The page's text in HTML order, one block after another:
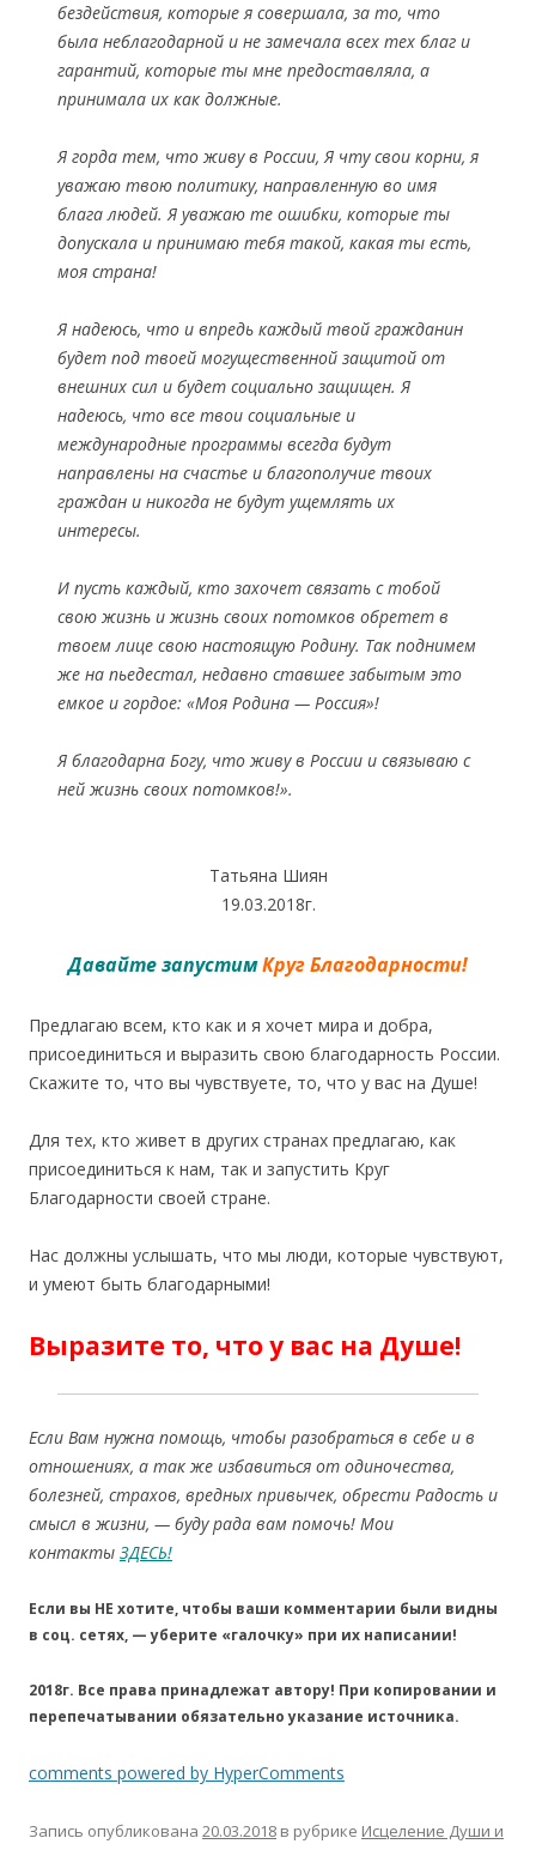
бездействия, которые я совершала, за то, что
была неблагодарной и не замечала всех тех благ и
гарантий, которые ты мне предоставляла, а
принимала их как должные.
Я горда тем, что живу в России, Я чту свои корни, я
уважаю твою политику, направленную во имя
блага людей. Я уважаю те ошибки, которые ты
допускала и принимаю тебя такой, какая ты есть,
моя страна!
Я надеюсь, что и впредь каждый твой гражданин
будет под твоей могущественной защитой от
внешних сил и будет социально защищен. Я
надеюсь, что все твои социальные и
международные программы всегда будут
направлены на счастье и благополучие твоих
граждан и никогда не будут ущемлять их
интересы.
И пусть каждый, кто захочет связать с тобой
свою жизнь и жизнь своих потомков обретет в
твоем лице свою настоящую Родину. Так поднимем
же на пьедестал, недавно ставшее забытым это
емкое и гордое: «Моя Родина — Россия»!
Я благодарна Богу, что живу в России и связываю с
ней жизнь своих потомков!».
Татьяна Шиян
19.03.2018г.
Давайте запустимКруг Благодарности!
Предлагаю всем, кто как и я хочет мира и добра,
присоединиться и выразить свою благодарность России.
Скажите то, что вы чувствуете, то, что у вас на Душе!
Для тех, кто живет в других странах предлагаю, как
присоединиться к нам, так и запустить Круг
Благодарности своей стране.
Нас должны услышать, что мы люди, которые чувствуют,
и умеют быть благодарными!
Выразите то, что у вас на Душе!
Если Вам нужна помощь, чтобы разобраться в себе и в
отношениях, а так же избавиться от одиночества,
болезней, страхов, вредных привычек, обрести Радость и
смысл в жизни, — буду рада вам помочь! Мои
контакты ЗДЕСЬ!
Если вы НЕ хотите, чтобы ваши комментарии были видны
в соц. сетях, — уберите «галочку» при их написании!
2018г. Все права принадлежат автору! При копировании и
перепечатывании обязательно указание источника.
comments powered by HyperComments
Запись опубликована 20.03.2018 в рубрике Исцеление Души и